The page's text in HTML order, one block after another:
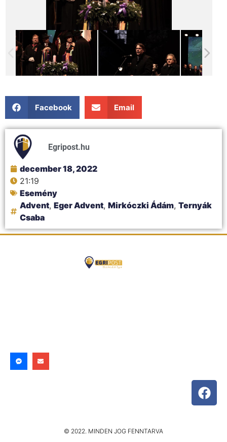
Facebook Email
Egripost.hu
december 18, 2022
21:19
Esemény
Advent, Eger Advent, Mirkóczki Ádám, Ternyák
Csaba
© 2022. MINDEN JOG FENNTARVA